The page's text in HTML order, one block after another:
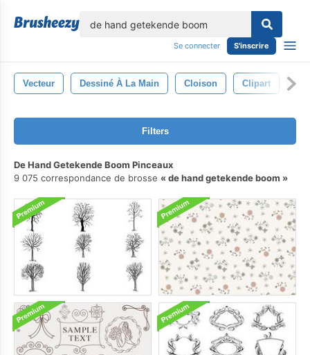
Se connecter S'inscrire
Vecteur Dessiné À La Main Cloison Clipart
Filters
De Hand Getekende Boom Pinceaux
9 075 correspondance de brosse
de hand getekende boom